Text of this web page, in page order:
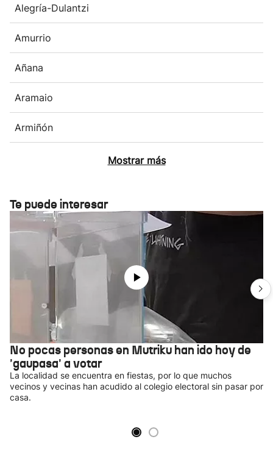
Alegría-Dulantzi
Amurrio
Añana
Aramaio
Armiñón
Mostrar más
Te puede interesar
No pocas personas en Mutriku han ido hoy de
'gaupasa' a votar
La localidad se encuentra en fiestas, por lo que muchos
vecinos y vecinas han acudido al colegio electoral sin pasar por
casa.